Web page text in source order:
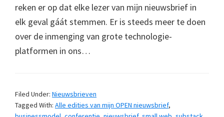
reken er op dat elke lezer van mijn nieuwsbrief in
elk geval gáát stemmen. Er is steeds meer te doen
over de inmenging van grote technologie-
platformen in ons…
Filed Under: Nieuwsbrieven
Tagged With: Alle edities van mijn OPEN nieuwsbrief,